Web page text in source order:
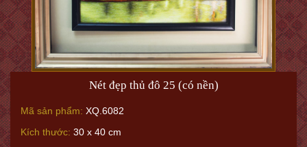
Nét đẹp thủ đô 25 (có nền)
Mã sản phẩm: XQ.6082
Kích thước: 30 x 40 cm